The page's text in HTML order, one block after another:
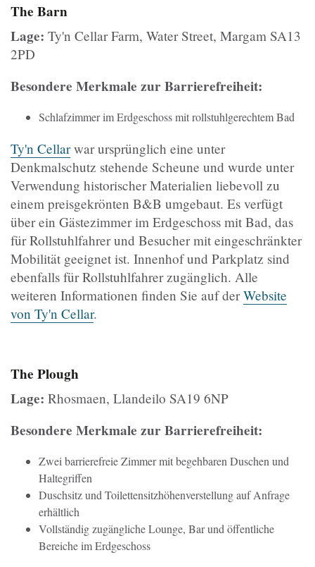
The Barn
Lage: Ty'n Cellar Farm, Water Street, Margam SA13
2PD
Besondere Merkmale zur Barrierefreiheit:
Schlafzimmer im Erdgeschoss mit rollstuhlgerechtem Bad
Ty'n Cellarwar ursprünglich eine unter
Denkmalschutz stehende Scheune und wurde unter
Verwendung historischer Materialien liebevoll zu
einem preisgekrönten B&B umgebaut. Es verfügt
über ein Gästezimmer im Erdgeschoss mit Bad, das
für Rollstuhlfahrer und Besucher mit eingeschränkter
Mobilität geeignet ist. Innenhof und Parkplatz sind
ebenfalls für Rollstuhlfahrer zugänglich. Alle
weiteren Informationen finden Sie auf derWebsite
von Ty'n Cellar.
The Plough
Lage: Rhosmaen, Llandeilo SA19 6NP
Besondere Merkmale zur Barrierefreiheit:
Zwei barrierefreie Zimmer mit begehbaren Duschen und
Haltegriffen
Duschsitz und Toilettensitzhöhenverstellung auf Anfrage
erhältlich
Vollständig zugängliche Lounge, Bar und öffentliche
Bereiche im Erdgeschoss